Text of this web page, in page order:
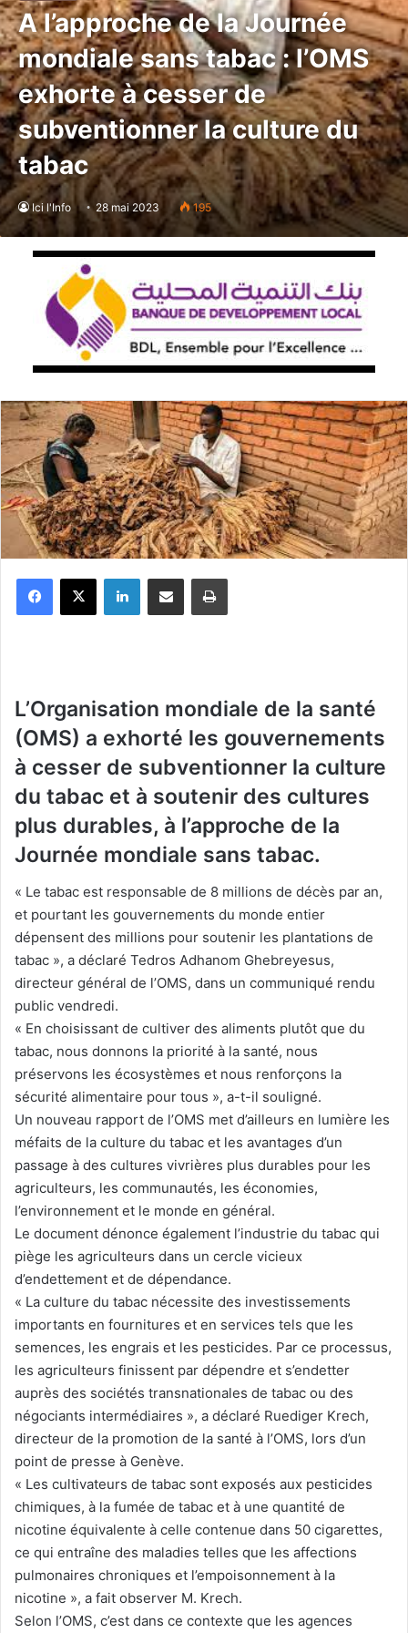
A l’approche de la Journée
mondiale sans tabac : l’OMS
exhorte à cesser de
subventionner la culture du
tabac
Ici l'Info 28 mai 2023 195
L’Organisation mondiale de la santé
(OMS) a exhorté les gouvernements
à cesser de subventionner la culture
du tabac et à soutenir des cultures
plus durables, à l’approche de la
Journée mondiale sans tabac.
« Le tabac est responsable de 8 millions de décès par an,
et pourtant les gouvernements du monde entier
dépensent des millions pour soutenir les plantations de
tabac », a déclaré Tedros Adhanom Ghebreyesus,
directeur général de l’OMS, dans un communiqué rendu
public vendredi.
« En choisissant de cultiver des aliments plutôt que du
tabac, nous donnons la priorité à la santé, nous
préservons les écosystèmes et nous renforçons la
sécurité alimentaire pour tous », a-t-il souligné.
Un nouveau rapport de l’OMS met d’ailleurs en lumière les
méfaits de la culture du tabac et les avantages d’un
passage à des cultures vivrières plus durables pour les
agriculteurs, les communautés, les économies,
l’environnement et le monde en général.
Le document dénonce également l’industrie du tabac qui
piège les agriculteurs dans un cercle vicieux
d’endettement et de dépendance.
« La culture du tabac nécessite des investissements
importants en fournitures et en services tels que les
semences, les engrais et les pesticides. Par ce processus,
les agriculteurs finissent par dépendre et s’endetter
auprès des sociétés transnationales de tabac ou des
négociants intermédiaires », a déclaré Ruediger Krech,
directeur de la promotion de la santé à l’OMS, lors d’un
point de presse à Genève.
« Les cultivateurs de tabac sont exposés aux pesticides
chimiques, à la fumée de tabac et à une quantité de
nicotine équivalente à celle contenue dans 50 cigarettes,
ce qui entraîne des maladies telles que les affections
pulmonaires chroniques et l’empoisonnement à la
nicotine », a fait observer M. Krech.
Selon l’OMS, c’est dans ce contexte que les agences